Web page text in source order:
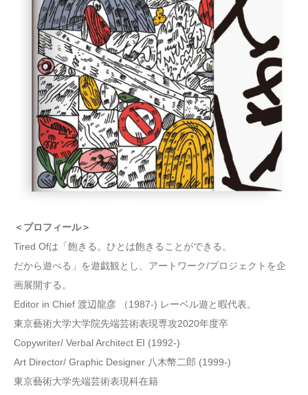
＜プロフィール＞
Tired Ofは「飽きる。ひとは飽きることができる。
だから遊べる」を遊戯観とし、アートワーク/プロジェクトを企
画展開する。
Editor in Chief 渡辺龍彦 （1987-) レーベル遊と暇代表。
東京藝術大学大学院先端芸術表現専攻2020年度卒
Copywriter/ Verbal Architect EI (1992-)
Art Director/ Graphic Designer 八木幣二郎 (1999-)
東京藝術大学先端芸術表現科在籍